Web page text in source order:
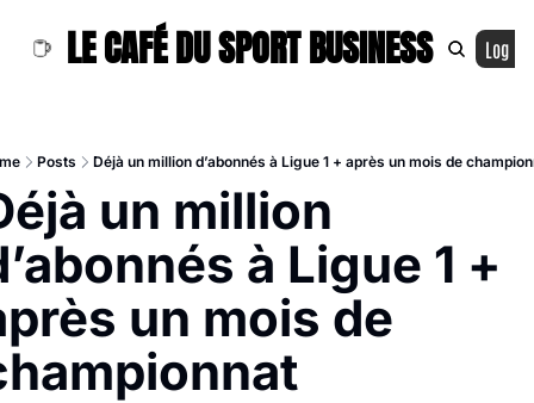
LE CAFÉ DU SPORT BUSINESS Log In
Posts Déjà un million d’abonnés à Ligue 1 + après un mois de
un million
à Ligue 1 +
un mois de